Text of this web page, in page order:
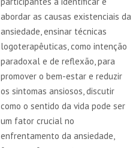
abordar as causas existenciais da
ansiedade, ensinar técnicas
logoterapêuticas, como intenção
paradoxal e de reflexão, para
promover o bem-estar e reduzir
os sintomas ansiosos, discutir
como o sentido da vida pode ser
um fator crucial no
enfrentamento da ansiedade,